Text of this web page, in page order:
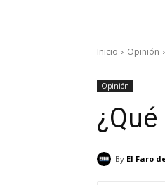
Inicio Opinión
Opinión
By El Faro